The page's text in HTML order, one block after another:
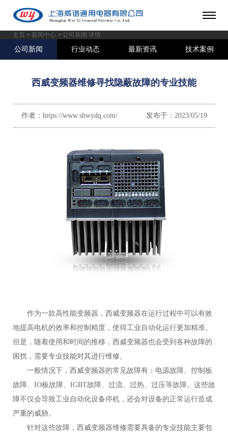
主页 > 新闻中心 > 公司新闻 详情
公司新闻 行业动态 最新资讯 技术案例
西威变频器维修寻找隐蔽故障的专业技能
作者：https://www.shwydq.com/ 发布于：2023/05/19
作为一款高性能变频器，西威变频器在运行过程中可以有效
地提高电机的效率和控制精度，使得工业自动化运行更加精准。
但是，随着使用和时间的推移，西威变频器也会受到各种故障的
困扰，需要专业技能对其进行维修。
一般情况下，西威变频器的常见故障有：电源故障、控制板
故障、IO板故障、IGBT故障、过流、过热、过压等故障。这些故
障不仅会导致工业自动化设备停机，还会对设备的正常运行造成
严重的威胁。
针对这些故障，西威变频器维修需要具备的专业技能主要包